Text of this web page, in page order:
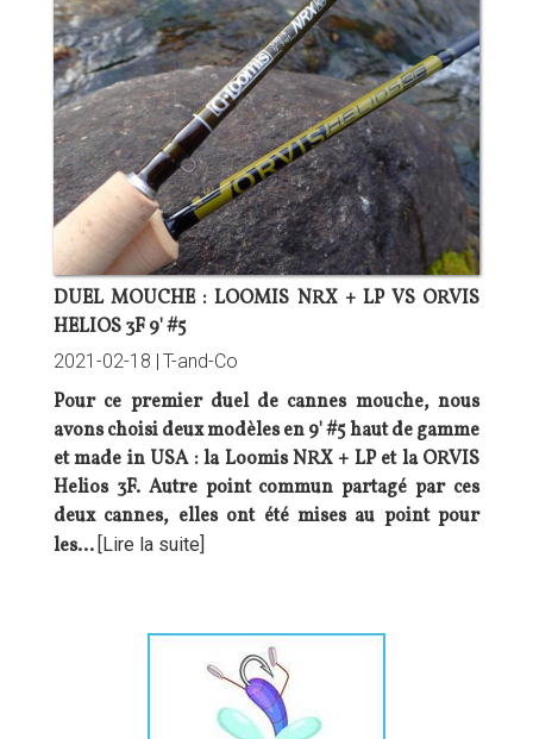
DUEL MOUCHE : LOOMIS NRX + LP VS ORVIS
HELIOS 3F 9' #5
2021-02-18 | T-and-Co
Pour ce premier duel de cannes mouche, nous
avons choisi deux modèles en 9' #5 haut de gamme
etmade in USA: la Loomis NRX + LP et la ORVIS
Helios 3F. Autre point commun partagé par ces
deux cannes, elles ont été mises au point pour
les… [Lire la suite]